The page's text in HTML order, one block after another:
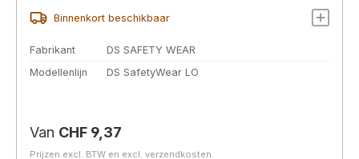
Binnenkort beschikbaar
Fabrikant
DS SAFETY WEAR
Modellenlijn
DS SafetyWear LO
Normale prijs:
Van CHF 9,37
Prijzen excl. BTW en excl. verzendkosten